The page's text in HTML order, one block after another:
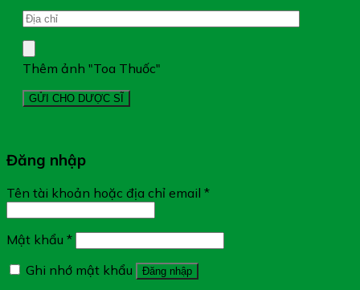
Thêm ảnh "Toa Thuốc"
Đăng nhập
Tên tài khoản hoặc địa chỉ email *
Mật khẩu *
Ghi nhớ mật khẩu
Đăng nhập